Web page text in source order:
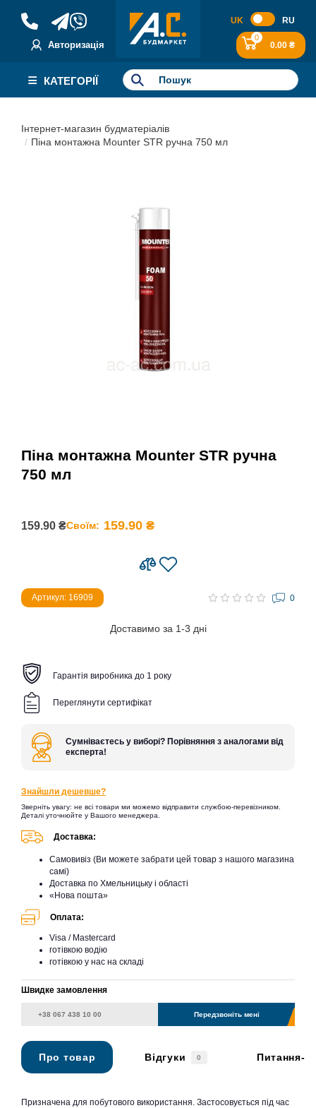
Авторизація
UK RU
0
0.00 ₴
КАТЕГОРІЇ
Інтернет-магазин будматеріалів
Піна монтажна Mounter STR ручна 750 мл
Піна монтажна Mounter STR ручна
750 мл
159.90 ₴Своїм: 159.90 ₴
Артикул: 16909 0
Доставимо за 1-3 дні
Гарантія виробника до 1 року
Переглянути сертифікат
Сумніваєтесь у виборі? Порівняння з аналогами від
експерта!
Знайшли дешевше?
Зверніть увагу: не всі товари ми можемо відправити службою-перевізником.
Деталі уточнюйте у Вашого менеджера.
Доставка:
Самовивіз (Ви можете забрати цей товар з нашого магазина
самі)
Доставка по Хмельницьку і області
«Нова пошта»
Оплата:
Visa / Mastercard
готівкою водію
готівкою у нас на складі
Швидке замовлення
Передзвоніть мені
Про товар Відгуки 0 Питання-
Призначена для побутового використання. Застосовується під час